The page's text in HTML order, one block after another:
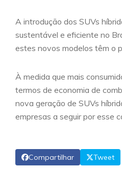
A introdução dos SUVs
sustentável e eficiente no
estes novos modelos têm o
À medida que mais
termos de economia de
nova geração de SUVs
empresas a seguir por esse
Compartilhar Tweet